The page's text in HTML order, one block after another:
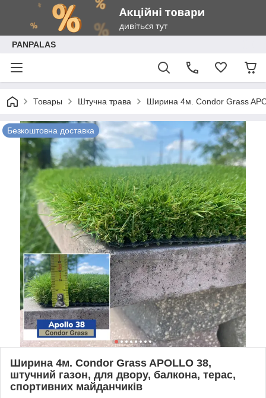
PANPALAS
Товары Штучна трава Ширина 4м. Condor Grass
Безкоштовна доставка
Ширина 4м. Condor Grass APOLLO 38,
штучний газон, для двору, балкона, терас,
спортивних майданчиків